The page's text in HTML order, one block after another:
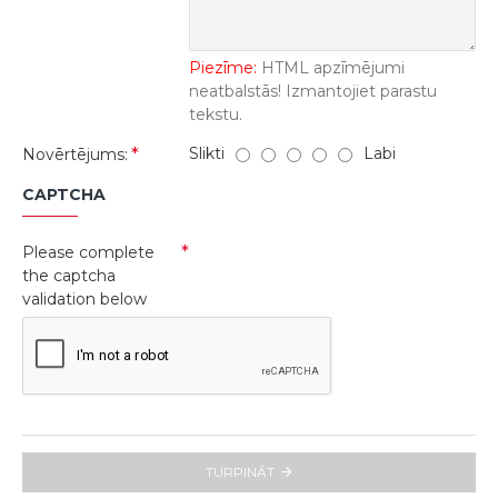
Piezīme: HTML apzīmējumi
neatbalstās! Izmantojiet parastu
tekstu.
Novērtējums:
Slikti Labi
CAPTCHA
Please complete
the captcha
validation below
TURPINĀT